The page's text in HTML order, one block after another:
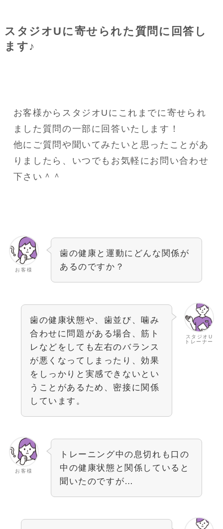
スタジオUに寄せられた質問に回答し
ます♪
お客様からスタジオUにこれまでに寄せられ
ました質問の一部に回答いたします！
他にご質問や聞いてみたいと思ったことがあ
りましたら、いつでもお気軽にお問い合わせ
下さい＾＾
お客様
歯の健康と運動にどんな関係が
あるのですか？
スタジオU
トレーナー
歯の健康状態や、歯並び、噛み
合わせに問題がある場合、筋ト
レなどをしても左右のバランス
が悪くなってしまったり、効果
をしっかりと実感できないとい
うことがあるため、密接に関係
しています。
お客様
トレーニング中の息切れも口の
中の健康状態と関係していると
聞いたのですが…